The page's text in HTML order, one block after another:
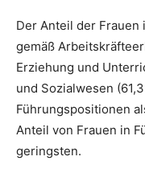
Der Anteil der Frauen
gemäß
Erziehung und
und Sozialwesen
Führungspositionen
Anteil von Frauen in
geringsten.